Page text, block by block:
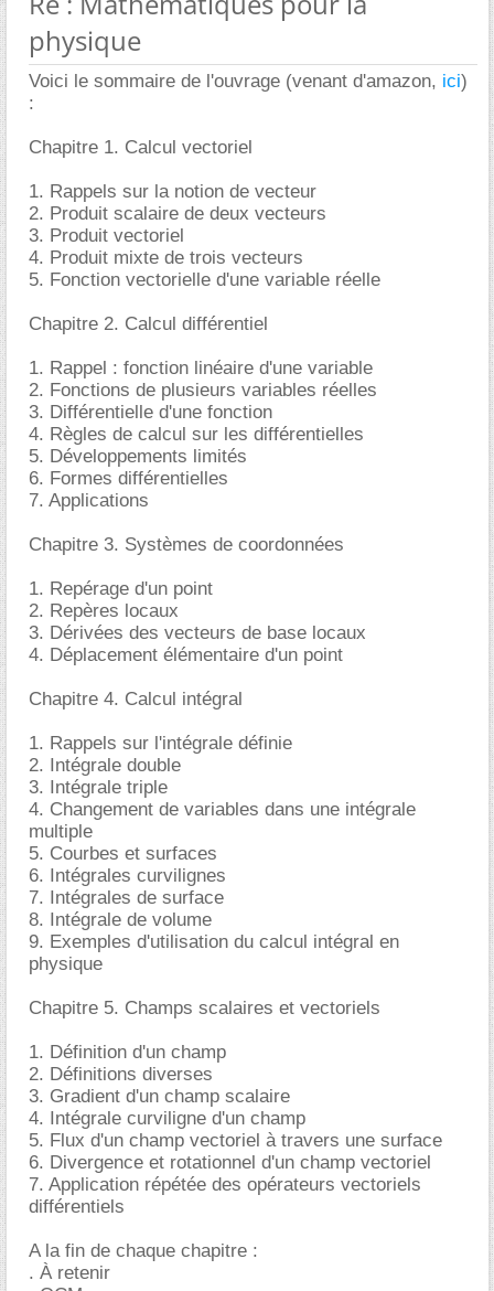
physique
Voici le sommaire de l'ouvrage (venant d'amazon, ici)
:
Chapitre 1. Calcul vectoriel
1. Rappels sur la notion de vecteur
2. Produit scalaire de deux vecteurs
3. Produit vectoriel
4. Produit mixte de trois vecteurs
5. Fonction vectorielle d'une variable réelle
Chapitre 2. Calcul différentiel
1. Rappel : fonction linéaire d'une variable
2. Fonctions de plusieurs variables réelles
3. Différentielle d'une fonction
4. Règles de calcul sur les différentielles
5. Développements limités
6. Formes différentielles
7. Applications
Chapitre 3. Systèmes de coordonnées
1. Repérage d'un point
2. Repères locaux
3. Dérivées des vecteurs de base locaux
4. Déplacement élémentaire d'un point
Chapitre 4. Calcul intégral
1. Rappels sur l'intégrale définie
2. Intégrale double
3. Intégrale triple
4. Changement de variables dans une intégrale
multiple
5. Courbes et surfaces
6. Intégrales curvilignes
7. Intégrales de surface
8. Intégrale de volume
9. Exemples d'utilisation du calcul intégral en
physique
Chapitre 5. Champs scalaires et vectoriels
1. Définition d'un champ
2. Définitions diverses
3. Gradient d'un champ scalaire
4. Intégrale curviligne d'un champ
5. Flux d'un champ vectoriel à travers une surface
6. Divergence et rotationnel d'un champ vectoriel
7. Application répétée des opérateurs vectoriels
différentiels
A la fin de chaque chapitre :
. À retenir